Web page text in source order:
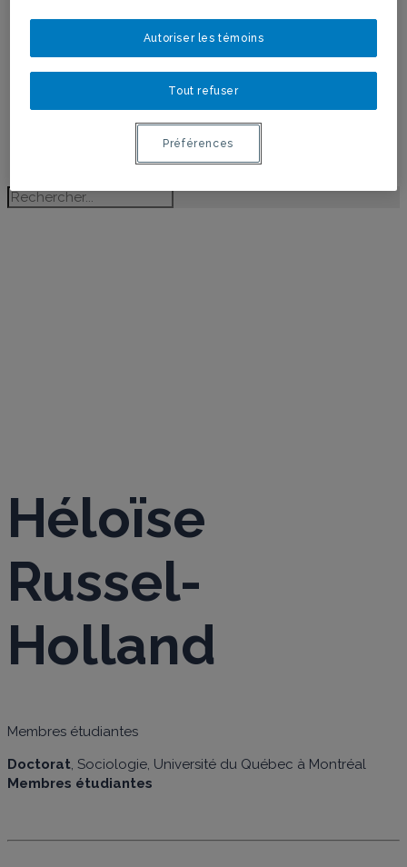
Ligne du temps de l’histoire des femmes au
Lauréates des bourses
Postdoctorant·e·s du RéQEF
Héloïse
Russel-
Holland
Membres étudiantes
Doctorat, Sociologie, Université du Québec à Montréal
Membres étudiantes
Tout refuser
Autoriser les témoins
Préférences